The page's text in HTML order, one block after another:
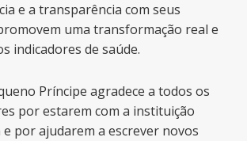
e a transparência com seus
uma transformação real e
indicadores de saúde.
Príncipe agradece a todos os
por estarem com a instituição
por ajudarem a escrever novos